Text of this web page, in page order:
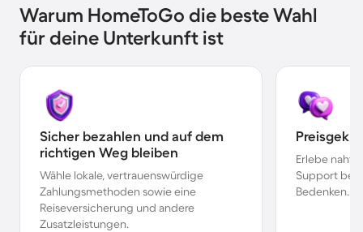
Warum HomeToGo die beste Wahl
für deine Unterkunft ist
Sicher bezahlen und auf dem
richtigen Weg bleiben
Wähle lokale, vertrauenswürdige
Zahlungsmethoden sowie eine
Reiseversicherung und andere
Zusatzleistungen.
Erlebe
Support bei
Bedenken.